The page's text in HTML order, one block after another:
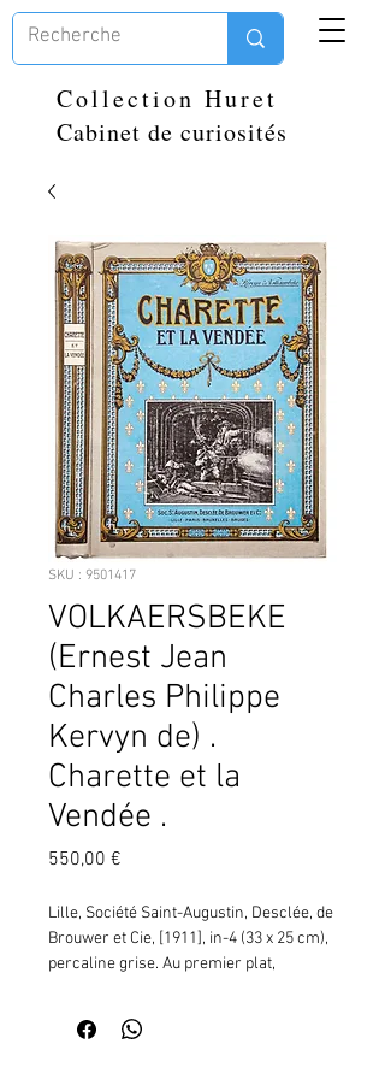
Collection Huret
Cabinet de curiosités
SKU : 9501417
VOLKAERSBEKE
(Ernest Jean
Charles Philippe
Kervyn de) .
Charette et la
Vendée .
550,00 €
Lille, Société Saint-Augustin, Desclée, de
Brouwer et Cie, [1911], in-4 (33 x 25 cm),
percaline grise. Au premier plat,
(un groupe de Chouans se défend devant
le porche d'une église) sur fond bleu